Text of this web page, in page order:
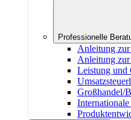
Professionelle
Anleitung zur
Anleitung
Leistung und
Großhandel/